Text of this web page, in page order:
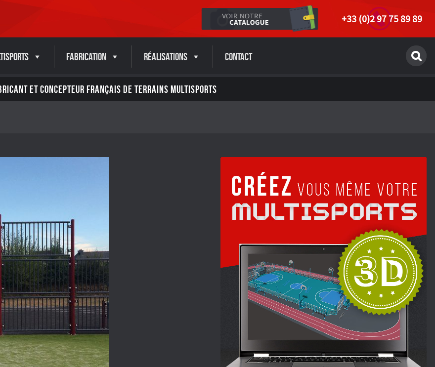
+33 (0)2 97 75 89 89
Fabrication Réalisations Contact
ET CONCEPTEUR FRANÇAIS DE TERRAINS MULTISPORTS